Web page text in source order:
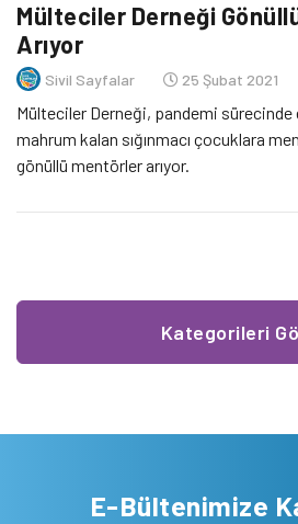
Mülteciler Derneği
Arıyor
Sivil Sayfalar 25 Şubat 2021
Mülteciler Derneği, pandemi sürecinde
mahrum kalan sığınmacı çocuklara
gönüllü mentörler arıyor.
Kategorileri
E-Bültenimize